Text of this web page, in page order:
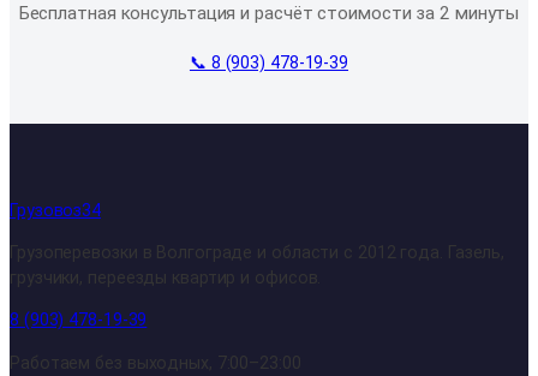
Бесплатная консультация и расчёт стоимости за 2 минуты
📞 8 (903) 478-19-39
Грузовоз34
Грузоперевозки в Волгограде и области с 2012 года. Газель,
грузчики, переезды квартир и офисов.
8 (903) 478-19-39
Работаем без выходных, 7:00–23:00